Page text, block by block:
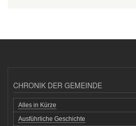
CHRONIK DER GEMEINDE
Alles in Kürze
Ausführliche Geschichte